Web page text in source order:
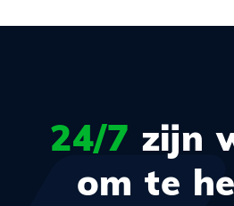
24/7 zijn
om te